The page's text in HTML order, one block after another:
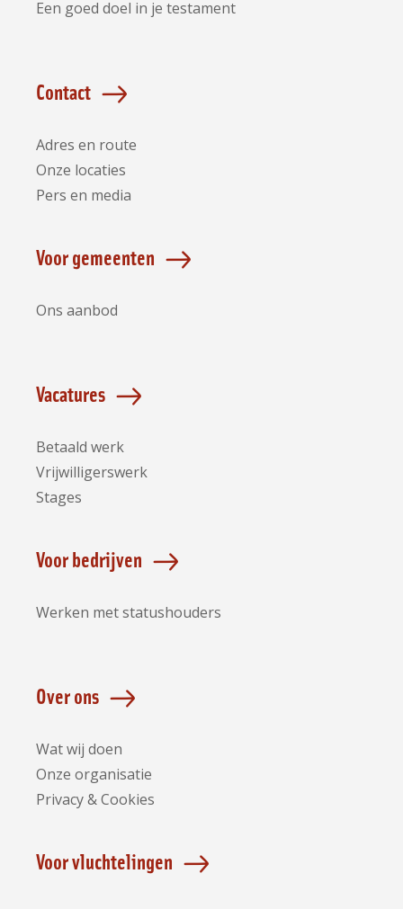
Een goed doel in je testament
Contact
Adres en route
Onze locaties
Pers en media
Voor gemeenten
Ons aanbod
Vacatures
Betaald werk
Vrijwilligerswerk
Stages
Voor bedrijven
Werken met statushouders
Over ons
Wat wij doen
Onze organisatie
Privacy & Cookies
Voor vluchtelingen